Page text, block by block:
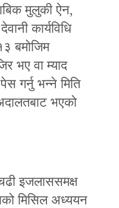
मुलुकी ऐन,
कार्यविधि
बमोजिम
भए वा म्याद
गर्नु भन्‍ने मिति
भएको
इजलाससमक्ष
मिसिल अध्ययन